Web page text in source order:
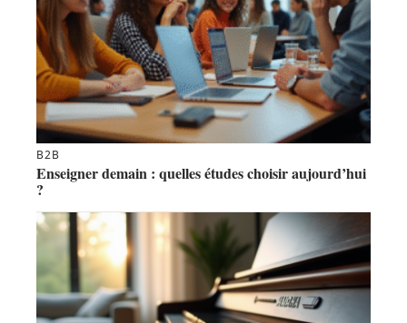
B2B
Enseigner demain : quelles études choisir aujourd’hui
?